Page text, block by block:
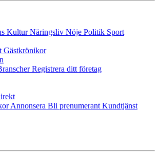
KulturNäringsliv Nöje Politik Sport
Gästkrönikor
Registrera ditt företag
Annonsera Bli prenumerant Kundtjänst